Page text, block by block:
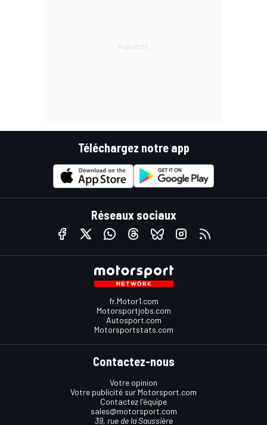
Téléchargez notre app
Réseaux sociaux
fr.Motor1.com
Motorsportjobs.com
Autosport.com
Motorsportstats.com
Contactez-nous
Votre opinion
Votre publicité sur Motorsport.com
Contactez l'équipe
sales@motorsport.com
39, rue de la Saussière